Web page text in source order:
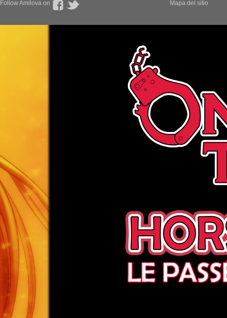
Follow Amilova on Mapa del sitio